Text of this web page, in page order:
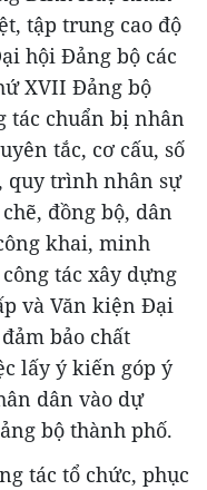
tập trung cao độ
hội Đảng bộ các
XVII Đảng bộ
tác chuẩn bị nhân
tắc, cơ cấu, số
quy trình nhân sự
đồng bộ, dân
khai, minh
tác xây dựng
và Văn kiện Đại
bảo chất
lấy ý kiến góp ý
dân vào dự
bộ thành phố.
tác tổ chức, phục